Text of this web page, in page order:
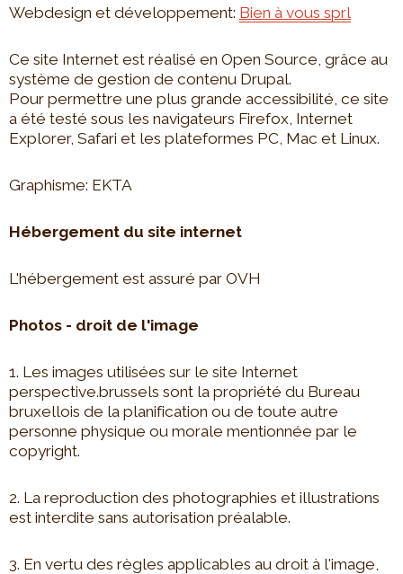
Webdesign et développement: Bien à vous sprl
Ce site Internet est réalisé en Open Source, grâce au
système de gestion de contenu Drupal.
Pour permettre une plus grande accessibilité, ce site
a été testé sous les navigateurs Firefox, Internet
Explorer, Safari et les plateformes PC, Mac et Linux.
Graphisme: EKTA
Hébergement du site internet
L'hébergement est assuré par OVH
Photos - droit de l'image
1. Les images utilisées sur le site Internet
perspective.brussels sont la propriété du Bureau
bruxellois de la planification ou de toute autre
personne physique ou morale mentionnée par le
copyright.
2. La reproduction des photographies et illustrations
est interdite sans autorisation préalable.
3. En vertu des règles applicables au droit à l'image,